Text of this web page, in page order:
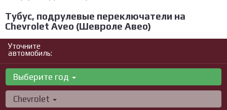
Тубус, подрулевые переключатели на
Chevrolet Aveo (Шевроле Авео)
Уточните
автомобиль:
Выберите год
Chevrolet